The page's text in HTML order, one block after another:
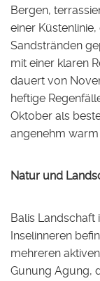
Bergen,
einer
Sandstränden
mit einer klaren
dauert von
heftige
Oktober als
angenehm
Natur und
Balis Landschaft
Inselinneren
mehreren
Gunung Agung,